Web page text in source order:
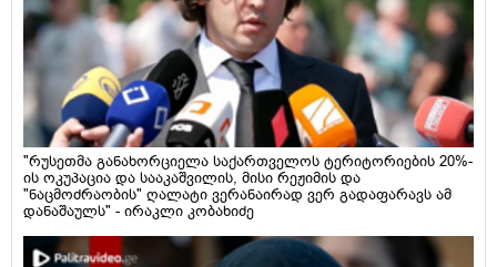
"რუსეთმა განახორციელა საქართველოს ტერიტორიების 20%-
ის ოკუპაცია და სააკაშვილის, მისი რეჟიმის და
"ნაცმოძრაობის" ღალატი ვერანაირად ვერ გადაფარავს ამ
დანაშაულს" - ირაკლი კობახიძე